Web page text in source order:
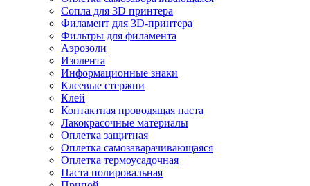
Сопла для 3D принтера
Филамент для 3D-принтера
Фильтры для филамента
Аэрозоли
Изолента
Информационные знаки
Клеевые стержни
Клей
Контактная проводящая паста
Лакокрасочные материалы
Оплетка защитная
Оплетка самозаварачивающаяся
Оплетка термоусадочная
Паста полировальная